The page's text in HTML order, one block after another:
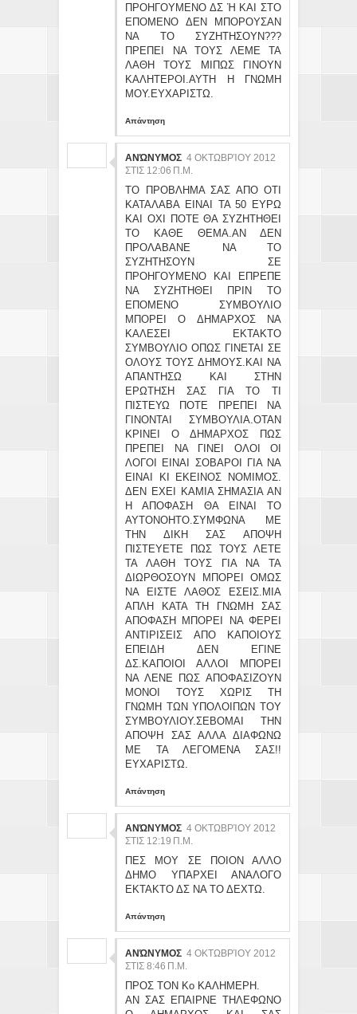
ΠΡΟΗΓΟΥΜΕΝΟ ΔΣ Ή ΚΑΙ ΣΤΟ
ΕΠΟΜΕΝΟ ΔΕΝ ΜΠΟΡΟΥΣΑΝ
ΝΑ ΤΟ ΣΥΖΗΤΗΣΟΥΝ???
ΠΡΕΠΕΙ ΝΑ ΤΟΥΣ ΛΕΜΕ ΤΑ
ΛΑΘΗ ΤΟΥΣ ΜΙΠΩΣ ΓΙΝΟΥΝ
ΚΑΛΗΤΕΡΟΙ.ΑΥΤΗ Η ΓΝΩΜΗ
ΜΟΥ.ΕΥΧΑΡΙΣΤΩ.
Απάντηση
ΑΝΏΝΥΜΟΣ 4 ΟΚΤΩΒΡΊΟΥ 2012
ΣΤΙΣ 12:06 Π.Μ.
ΤΟ ΠΡΟΒΛΗΜΑ ΣΑΣ ΑΠΟ ΟΤΙ
ΚΑΤΑΛΑΒΑ ΕΙΝΑΙ ΤΑ 50 ΕΥΡΩ
ΚΑΙ ΟΧΙ ΠΟΤΕ ΘΑ ΣΥΖΗΤΗΘΕΙ
ΤΟ ΚΑΘΕ ΘΕΜΑ.ΑΝ ΔΕΝ
ΠΡΟΛΑΒΑΝΕ ΝΑ ΤΟ
ΣΥΖΗΤΗΣΟΥΝ ΣΕ
ΠΡΟΗΓΟΥΜΕΝΟ ΚΑΙ ΕΠΡΕΠΕ
ΝΑ ΣΥΖΗΤΗΘΕΙ ΠΡΙΝ ΤΟ
ΕΠΟΜΕΝΟ ΣΥΜΒΟΥΛΙΟ
ΜΠΟΡΕΙ Ο ΔΗΜΑΡΧΟΣ ΝΑ
ΚΑΛΕΣΕΙ ΕΚΤΑΚΤΟ
ΣΥΜΒΟΥΛΙΟ ΟΠΩΣ ΓΙΝΕΤΑΙ ΣΕ
ΟΛΟΥΣ ΤΟΥΣ ΔΗΜΟΥΣ.ΚΑΙ ΝΑ
ΑΠΑΝΤΗΣΩ ΚΑΙ ΣΤΗΝ
ΕΡΩΤΗΣΗ ΣΑΣ ΓΙΑ ΤΟ ΤΙ
ΠΙΣΤΕΥΩ ΠΟΤΕ ΠΡΕΠΕΙ ΝΑ
ΓΙΝΟΝΤΑΙ ΣΥΜΒΟΥΛΙΑ.ΟΤΑΝ
ΚΡΙΝΕΙ Ο ΔΗΜΑΡΧΟΣ ΠΩΣ
ΠΡΕΠΕΙ ΝΑ ΓΙΝΕΙ ΟΛΟΙ ΟΙ
ΛΟΓΟΙ ΕΙΝΑΙ ΣΟΒΑΡΟΙ ΓΙΑ ΝΑ
ΕΙΝΑΙ ΚΙ ΕΚΕΙΝΟΣ ΝΟΜΙΜΟΣ.
ΔΕΝ ΕΧΕΙ ΚΑΜΙΑ ΣΗΜΑΣΙΑ ΑΝ
Η ΑΠΟΦΑΣΗ ΘΑ ΕΙΝΑΙ ΤΟ
ΑΥΤΟΝΟΗΤΟ.ΣΥΜΦΩΝΑ ΜΕ
ΤΗΝ ΔΙΚΗ ΣΑΣ ΑΠΟΨΗ
ΠΙΣΤΕΥΕΤΕ ΠΩΣ ΤΟΥΣ ΛΕΤΕ
ΤΑ ΛΑΘΗ ΤΟΥΣ ΓΙΑ ΝΑ ΤΑ
ΔΙΩΡΘΟΣΟΥΝ ΜΠΟΡΕΙ ΟΜΩΣ
ΝΑ ΕΙΣΤΕ ΛΑΘΟΣ ΕΣΕΙΣ.ΜΙΑ
ΑΠΛΗ ΚΑΤΑ ΤΗ ΓΝΩΜΗ ΣΑΣ
ΑΠΟΦΑΣΗ ΜΠΟΡΕΙ ΝΑ ΦΕΡΕΙ
ΑΝΤΙΡΙΣΕΙΣ ΑΠΟ ΚΑΠΟΙΟΥΣ
ΕΠΕΙΔΗ ΔΕΝ ΕΓΙΝΕ
ΔΣ.ΚΑΠΟΙΟΙ ΑΛΛΟΙ ΜΠΟΡΕΙ
ΝΑ ΛΕΝΕ ΠΩΣ ΑΠΟΦΑΣΙΖΟΥΝ
ΜΟΝΟΙ ΤΟΥΣ ΧΩΡΙΣ ΤΗ
ΓΝΩΜΗ ΤΩΝ ΥΠΟΛΟΙΠΩΝ ΤΟΥ
ΣΥΜΒΟΥΛΙΟΥ.ΣΕΒΟΜΑΙ ΤΗΝ
ΑΠΟΨΗ ΣΑΣ ΑΛΛΑ ΔΙΑΦΩΝΩ
ΜΕ ΤΑ ΛΕΓΟΜΕΝΑ ΣΑΣ!!
ΕΥΧΑΡΙΣΤΩ.
Απάντηση
ΑΝΏΝΥΜΟΣ 4 ΟΚΤΩΒΡΊΟΥ 2012
ΣΤΙΣ 12:19 Π.Μ.
ΠΕΣ ΜΟΥ ΣΕ ΠΟΙΟΝ ΑΛΛΟ
ΔΗΜΟ ΥΠΑΡΧΕΙ ΑΝΑΛΟΓΟ
ΕΚΤΑΚΤΟ ΔΣ ΝΑ ΤΟ ΔΕΧΤΩ.
Απάντηση
ΑΝΏΝΥΜΟΣ 4 ΟΚΤΩΒΡΊΟΥ 2012
ΣΤΙΣ 8:46 Π.Μ.
ΠΡΟΣ ΤΟΝ Κο ΚΑΛΗΜΕΡΗ.
ΑΝ ΣΑΣ ΕΠΑΙΡΝΕ ΤΗΛΕΦΩΝΟ